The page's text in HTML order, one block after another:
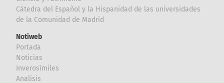
Cátedra del Español y la Hispanidad de las universidades
de la Comunidad de Madrid
Notiweb
Portada
Noticias
Inverosímiles
Analisis